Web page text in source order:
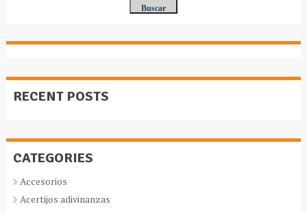
RECENT POSTS
CATEGORIES
Accesorios
Acertijos adivinanzas